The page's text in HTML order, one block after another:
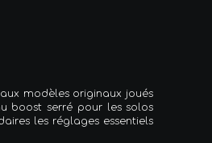
modèles originaux joués
boost serré pour les solos
les réglages essentiels